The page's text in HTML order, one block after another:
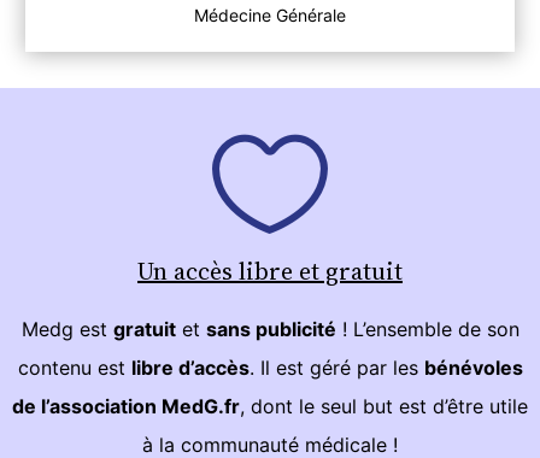
Médecine Générale
Un accès libre et gratuit
Medg est gratuitet sans publicité ! L’ensemble de son
contenu est libre d’accès. Il est géré par les bénévoles
de l’association MedG.fr, dont le seul but est d’être utile
à la communauté médicale !